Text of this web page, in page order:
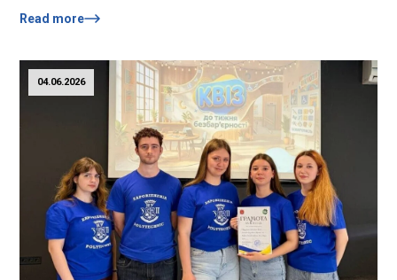
Leadership - 2026». This year, the discussion platform was
End and Opportunities Begin» and became a space...
Read more
04.06.2026